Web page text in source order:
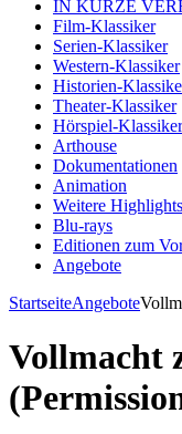
IN KÜRZE
Film-Klassiker
Serien-Klassiker
Western-Klassiker
Historien-
Theater-Klassiker
Hörspiel-Klassiker
Arthouse
Dokumentationen
Animation
Weitere Highlights
Blu-rays
Editionen zum
Angebote
StartseiteAngebote
Vollmacht